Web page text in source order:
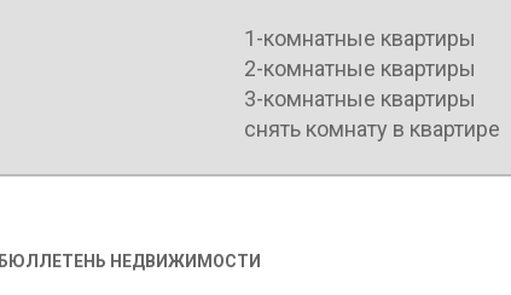
1-комнатные квартиры
2-комнатные квартиры
3-комнатные квартиры
снять комнату в квартире
БЮЛЛЕТЕНЬ НЕДВИЖИМОСТИ